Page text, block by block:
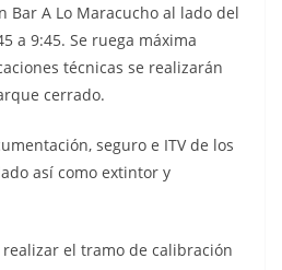
Bar A Lo Maracucho al lado del
a 9:45. Se ruega máxima
técnicas se realizarán
cerrado.
seguro e ITV de los
así como extintor y
el tramo de calibración